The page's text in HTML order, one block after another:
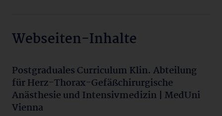
Webseiten-Inhalte
Postgraduales Curriculum Klin. Abteilung
für Herz-Thorax-Gefäßchirurgische
Anästhesie und Intensivmedizin | MedUni
Vienna